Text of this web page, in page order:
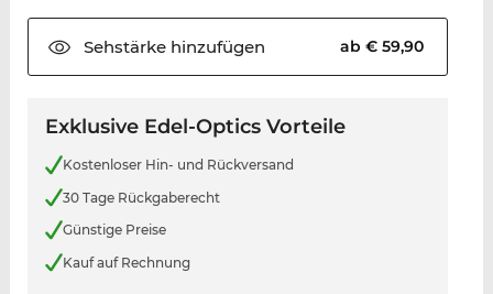
Sehstärkehinzufügen ab € 59,90
Exklusive Edel-Optics Vorteile
Kostenloser Hin- und Rückversand
30 Tage Rückgaberecht
Günstige Preise
Kauf auf Rechnung